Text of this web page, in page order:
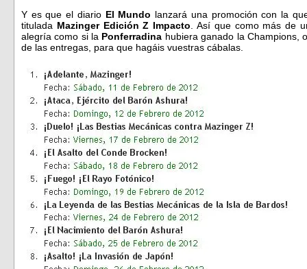
Y es que el diario El Mundo lanzará una promoción con la
titulada Mazinger Edición Z Impacto . Así que como más de
alegría como si la Ponferradina hubiera ganado la Champions,
de las entregas, para que hagáis vuestras cábalas.